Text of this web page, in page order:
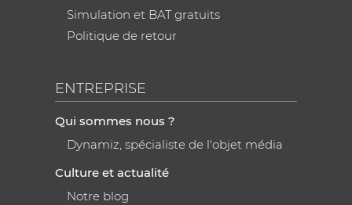
Simulation et BAT gratuits
Politique de retour
ENTREPRISE
Qui sommes nous ?
Dynamiz, spécialiste de l'objet média
Culture et actualité
Notre blog